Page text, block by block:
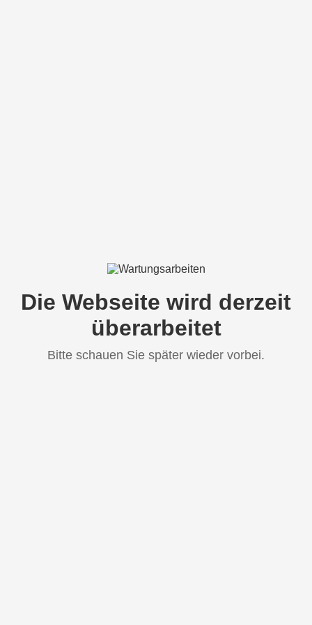
Die Webseite wird derzeit
überarbeitet
Bitte schauen Sie später wieder vorbei.